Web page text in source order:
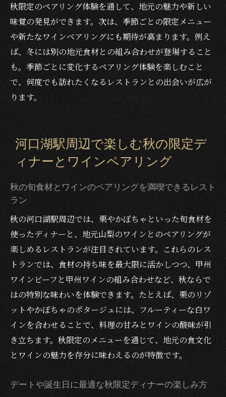
秋限定のペアリング体験を通して、地元の魅力や新しい
味覚の発見ができます。次は、季節ごとの限定メニュー
や新たなワインペアリングにも期待が高まります。例え
ば、冬には別の地元食材との組み合わせが登場すること
も。季節ごとに変化するペアリング体験を楽しむこと
で、何度でも訪れたくなるレストランとの出会いが広が
ります。
河口湖駅周辺で楽しむ秋の限定デ
ィナーとワインペアリング
秋の旬食材とワインのペアリングを満喫できるレスト
ラン
秋の河口湖駅周辺では、栗やかぼちゃといった旬食材を
使ったディナーと、地元山梨のワインとのペアリングが
楽しめるレストランが注目されています。これらのレス
トランでは、食材の持ち味を最大限に活かしつつ、甲州
ワインビーフと甲州ワインの組み合わせなど、秋ならで
はの特別な味わいを体験できます。たとえば、栗のリゾ
ットやかぼちゃのポタージュには、フルーティーな白ワ
インを合わせることで、料理の甘みとワインの酸味が引
き立ちます。秋限定のメニューを通じて、地元の食文化
とワインの魅力を存分に味わえるのが特徴です。
デートや誕生日に最適な秋限定ディナーの楽しみ方